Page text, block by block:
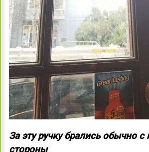
За эту ручку брались обычно с
стороны